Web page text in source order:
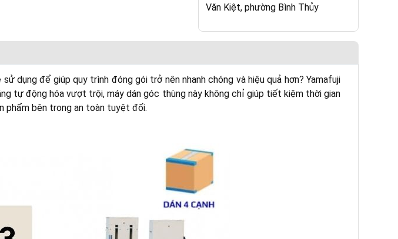
Văn Kiệt, phường Bình Thủy
dụng để giúp quy trình đóng gói trở nên nhanh chóng và hiệu quả hơn? Yamafuji
tự động hóa vượt trội, máy dán góc thùng này không chỉ giúp tiết kiệm thời gian
phẩm bên trong an toàn tuyệt đối.